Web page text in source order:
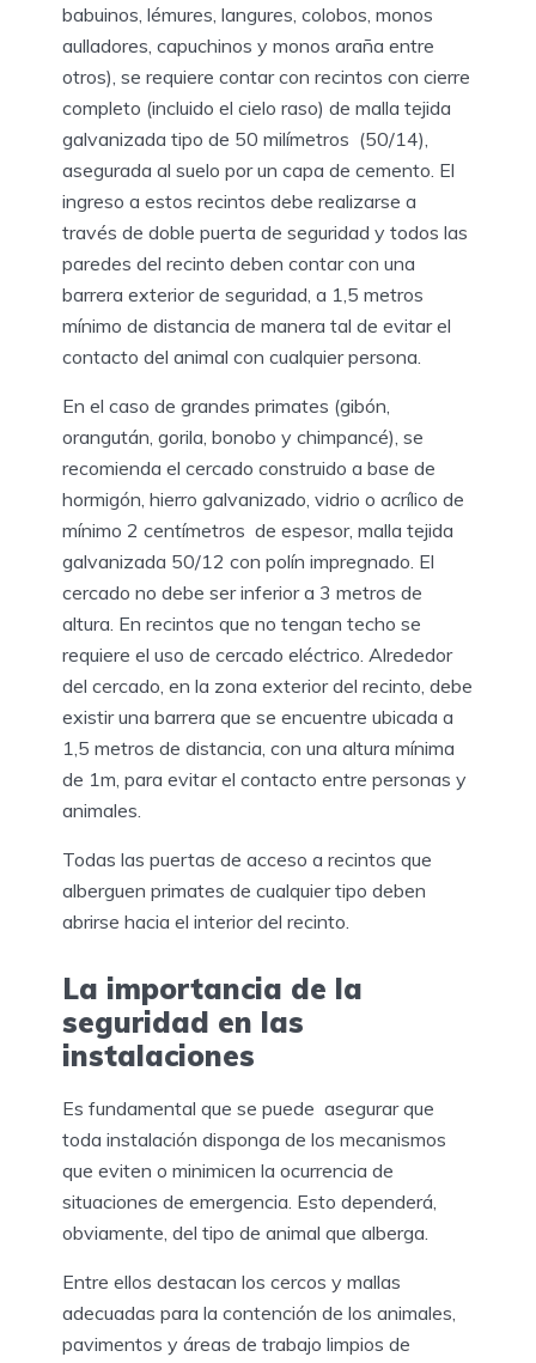
babuinos, lémures, langures, colobos, monos
aulladores, capuchinos y monos araña entre
otros), se requiere contar con recintos con cierre
completo (incluido el cielo raso) de malla tejida
galvanizada tipo de 50 milímetros (50/14),
asegurada al suelo por un capa de cemento. El
ingreso a estos recintos debe realizarse a
través de doble puerta de seguridad y todos las
paredes del recinto deben contar con una
barrera exterior de seguridad, a 1,5 metros
mínimo de distancia de manera tal de evitar el
contacto del animal con cualquier persona.
En el caso de grandes primates (gibón,
orangután, gorila, bonobo y chimpancé), se
recomienda el cercado construido a base de
hormigón, hierro galvanizado, vidrio o acrílico de
mínimo 2 centímetros de espesor, malla tejida
galvanizada 50/12 con polín impregnado. El
cercado no debe ser inferior a 3 metros de
altura. En recintos que no tengan techo se
requiere el uso de cercado eléctrico. Alrededor
del cercado, en la zona exterior del recinto, debe
existir una barrera que se encuentre ubicada a
1,5 metros de distancia, con una altura mínima
de 1m, para evitar el contacto entre personas y
animales.
Todas las puertas de acceso a recintos que
alberguen primates de cualquier tipo deben
abrirse hacia el interior del recinto.
La importancia de la
seguridad en las
instalaciones
Es fundamental que se puede asegurar que
toda instalación disponga de los mecanismos
que eviten o minimicen la ocurrencia de
situaciones de emergencia. Esto dependerá,
obviamente, del tipo de animal que alberga.
Entre ellos destacan los cercos y mallas
adecuadas para la contención de los animales,
pavimentos y áreas de trabajo limpios de